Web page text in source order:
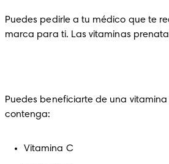
Puedes pedirle a tu médico que te
marca para ti. Las vitaminas
Puedes beneficiarte de una
contenga:
Vitamina C